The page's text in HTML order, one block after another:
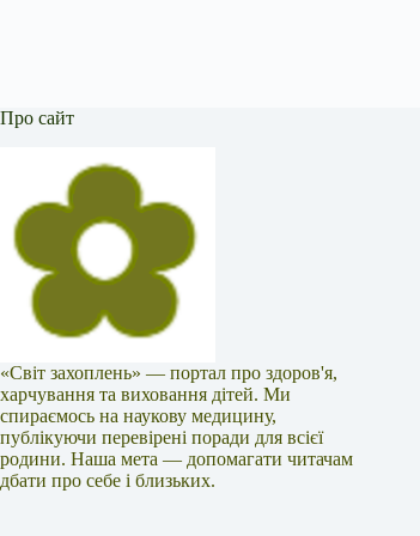
Про сайт
«Світ захоплень» — портал про здоров'я,
харчування та виховання дітей. Ми
спираємось на наукову медицину,
публікуючи перевірені поради для всієї
родини. Наша мета — допомагати читачам
дбати про себе і близьких.